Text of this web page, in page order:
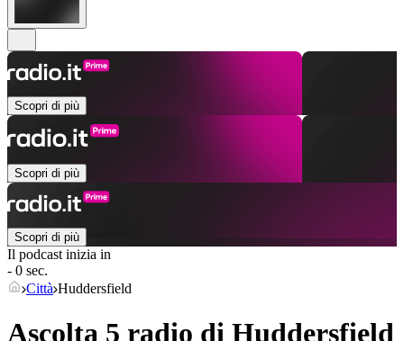
Scopri di più
Scopri di più
Scopri di più
Il podcast inizia in
- 0 sec.
Città Huddersfield
Ascolta 5 radio di Huddersfield